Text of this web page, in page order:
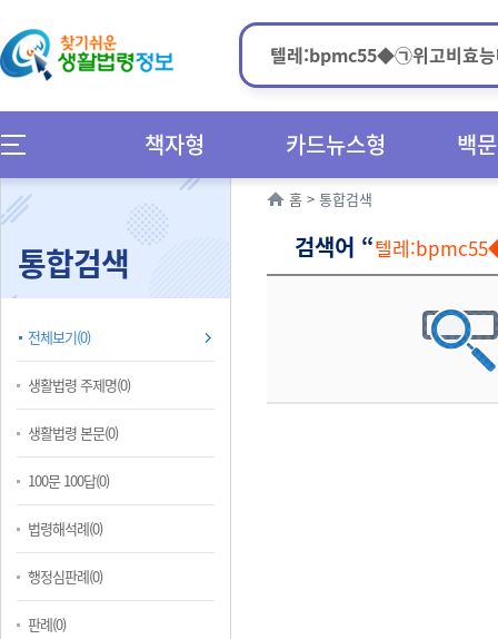
책자형 카드뉴스형 백
통합검색
전체보기(0)
생활법령 주제명(0)
생활법령 본문(0)
100문 100답(0)
법령해석례(0)
행정심판례(0)
판례(0)
홈 > 통합검색
검색어 “텔레